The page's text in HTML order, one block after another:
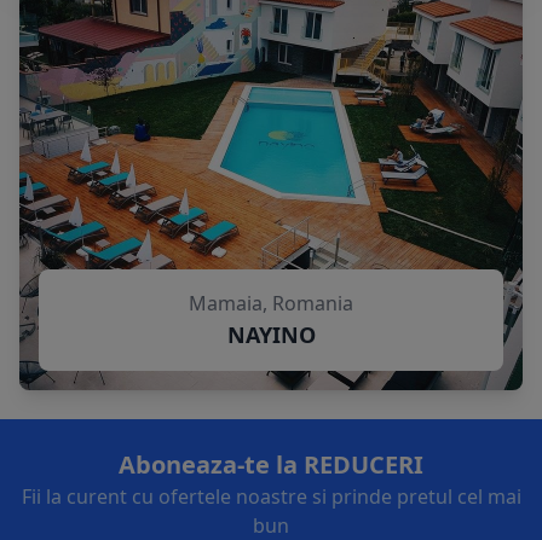
Mamaia, Romania
NAYINO
Aboneaza-te la REDUCERI
Fii la curent cu ofertele noastre si prinde pretul cel mai
bun